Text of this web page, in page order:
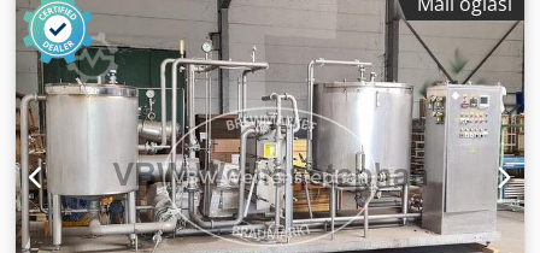
Brzina vretena: 24.000 o/min Snaga motora vretena: 17 kW
Ova troosna Weeke CE OPTIMAT BHC VENTURE 3
proizvedena je 2002. godine. Opremljena je snažnim
glavnim motorom od 17 kW i maksimalnom brzinom
vretena od 24.000 o/min. Radno polje iznosi 3250 × 1250 ×
1215 mm, s brzinom brzog hoda od 100/50/20 m/min.
Idealna za raznovrsne CNC obrada drva, zahtijeva 7 bara
komprimiranog zraka i ima kapacitet za usisavanje prašine
od 3170 m³/h. Kontaktirajte nas za više informacija o ovom
stroju. Vrste primjene CNC obrada drva